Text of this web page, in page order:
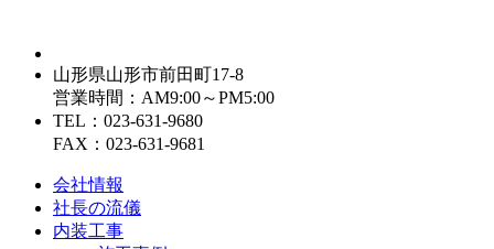
山形県山形市前田町17-8
営業時間：AM9:00～PM5:00
TEL：023-631-9680
FAX：023-631-9681
会社情報
社長の流儀
内装工事